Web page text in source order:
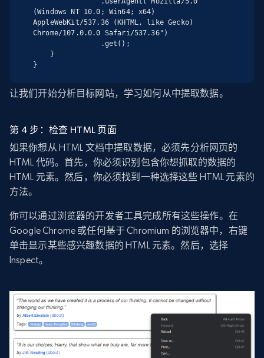
(Windows NT 10.0; Win64; x64)
AppleWebKit/537.36 (KHTML, like Gecko)
Chrome/107.0.0.0 Safari/537.36")
}
让我们开始分析目标网站，学习如何从中提取数据。
第 4 步：检查 HTML 页面
如果你想从 HTML 文档中提取数据，必须先分析网页的
HTML 代码。首先，你必须识别包含你想抓取的数据的
HTML 元素。然后，你必须找到一种选择这些 HTML 元素的
方法。
你可以通过浏览器的开发者工具完成所有这些操作。在
Google Chrome 或任何基于 Chromium 的浏览器中，右键
单击显示某些感兴趣数据的 HTML 元素。然后，选择
Inspect。